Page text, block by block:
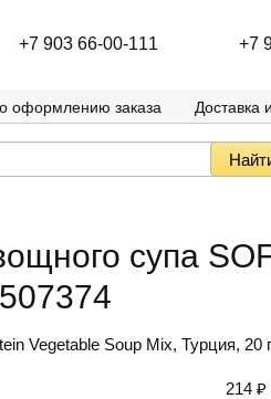
+7 903 66-00-111 +7
оформлению заказа Доставка
супа
Vegetable Soup Mix, Турция, 20
214 ₽